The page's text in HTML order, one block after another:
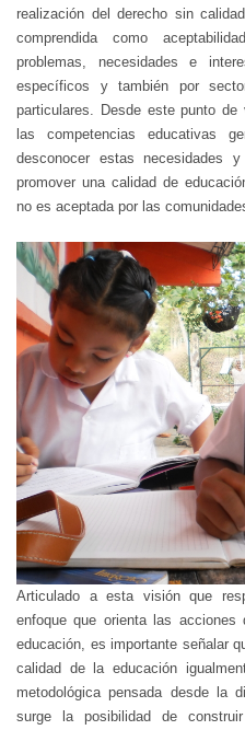
realización del derecho sin
comprendida como
problemas, necesidades e
específicos y también por
particulares. Desde este punto
las competencias educativas
desconocer estas necesidades
promover una calidad de
no es aceptada por las
Articulado a esta visión que
enfoque que orienta las
educación, es importante señalar
calidad de la educación
metodológica pensada desde la
surge la posibilidad de